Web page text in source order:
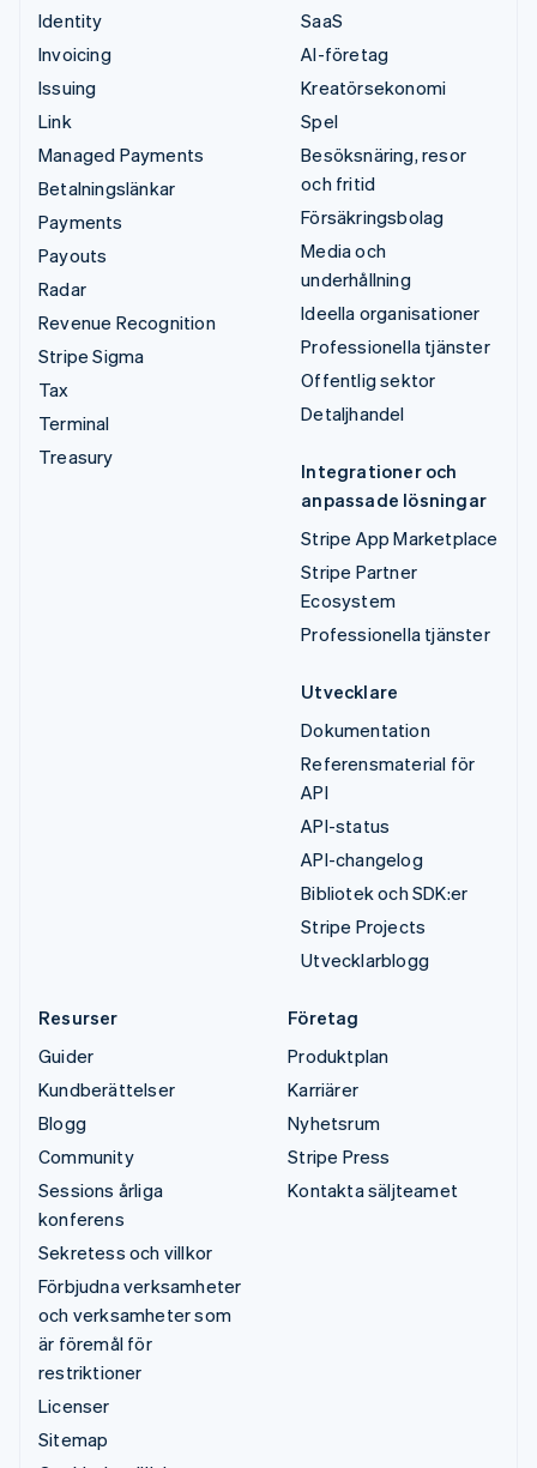
Identity
Invoicing
Issuing
Link
Managed Payments
Betalningslänkar
Payments
Payouts
Radar
Revenue Recognition
Stripe Sigma
Tax
Terminal
Treasury
SaaS
AI-företag
Kreatörsekonomi
Spel
Besöksnäring, resor
och fritid
Försäkringsbolag
Media och
underhållning
Ideella organisationer
Professionella tjänster
Offentlig sektor
Detaljhandel
Integrationer och
anpassade lösningar
Stripe App Marketplace
Stripe Partner
Ecosystem
Professionella tjänster
Utvecklare
Dokumentation
Referensmaterial för
API
API-status
API-changelog
Bibliotek och SDK:er
Stripe Projects
Utvecklarblogg
Resurser
Guider
Kundberättelser
Blogg
Community
Sessions årliga
konferens
Sekretess och villkor
Förbjudna verksamheter
och verksamheter som
är föremål för
restriktioner
Licenser
Sitemap
Företag
Produktplan
Karriärer
Nyhetsrum
Stripe Press
Kontakta säljteamet